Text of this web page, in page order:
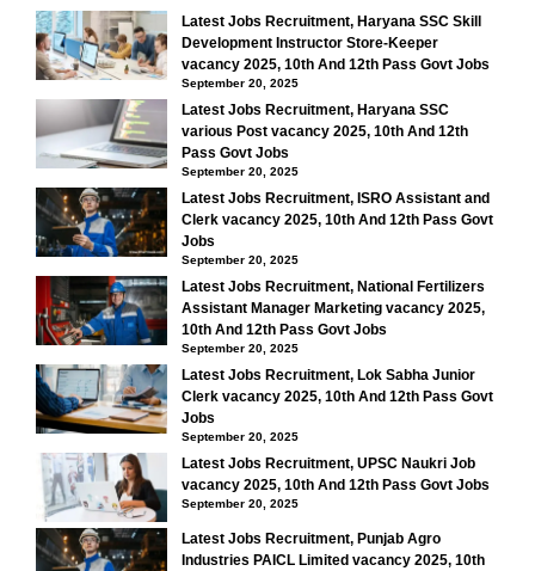
Latest Jobs Recruitment, Haryana SSC Skill
Development Instructor Store-Keeper
vacancy 2025, 10th And 12th Pass Govt Jobs
September 20, 2025
Latest Jobs Recruitment, Haryana SSC
various Post vacancy 2025, 10th And 12th
Pass Govt Jobs
September 20, 2025
Latest Jobs Recruitment, ISRO Assistant and
Clerk vacancy 2025, 10th And 12th Pass Govt
Jobs
September 20, 2025
Latest Jobs Recruitment, National Fertilizers
Assistant Manager Marketing vacancy 2025,
10th And 12th Pass Govt Jobs
September 20, 2025
Latest Jobs Recruitment, Lok Sabha Junior
Clerk vacancy 2025, 10th And 12th Pass Govt
Jobs
September 20, 2025
Latest Jobs Recruitment, UPSC Naukri Job
vacancy 2025, 10th And 12th Pass Govt Jobs
September 20, 2025
Latest Jobs Recruitment, Punjab Agro
Industries PAICL Limited vacancy 2025, 10th